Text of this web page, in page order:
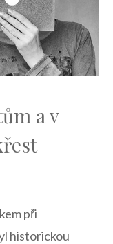
a v
při
historickou